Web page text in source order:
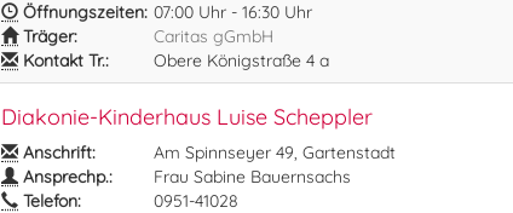
Öffnungszeiten: 07:00 Uhr - 16:30 Uhr
Träger:
Caritas gGmbH
Kontakt Tr.:
Obere Königstraße 4 a
Diakonie-Kinderhaus Luise Scheppler
Anschrift:
Am Spinnseyer 49, Gartenstadt
Ansprechp.:
Frau Sabine Bauernsachs
Telefon:
0951-41028